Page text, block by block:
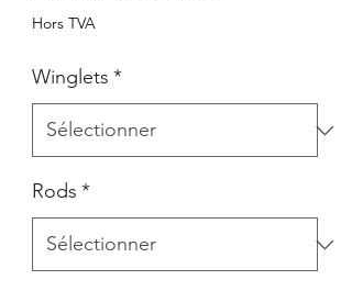
Hors TVA
Winglets *
Rods *